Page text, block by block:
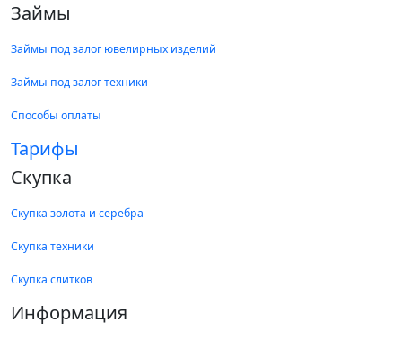
Займы
Займы под залог ювелирных изделий
Займы под залог техники
Способы оплаты
Тарифы
Скупка
Скупка золота и серебра
Скупка техники
Скупка слитков
Информация